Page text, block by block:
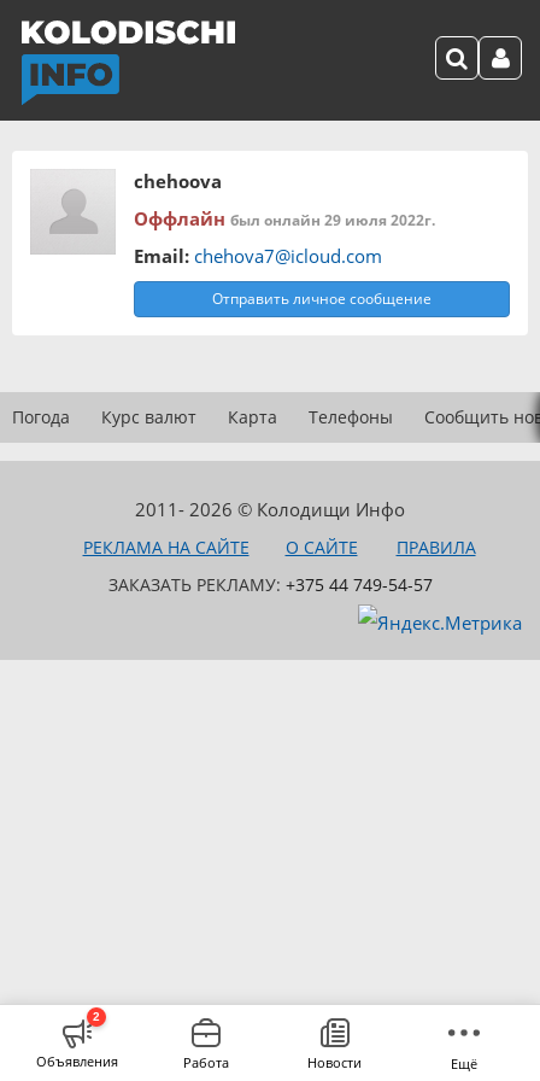
chehoova
Оффлайн был онлайн 29 июля 2022г.
Email: chehova7@icloud.com
Отправить личное сообщение
Погода Курс валют Карта Телефоны Сообщить
2011- 2026 © Колодищи Инфо
РЕКЛАМА НА САЙТЕ О САЙТЕ
ПРАВИЛА
ЗАКАЗАТЬ РЕКЛАМУ: +375 44 749-54-57
2
Объявления Работа Новости Ещё